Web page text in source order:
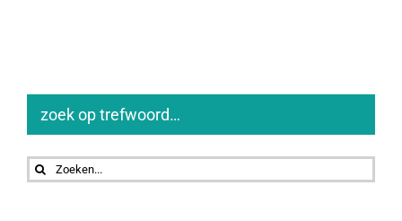
zoek op trefwoord…
Zoeken
naar: